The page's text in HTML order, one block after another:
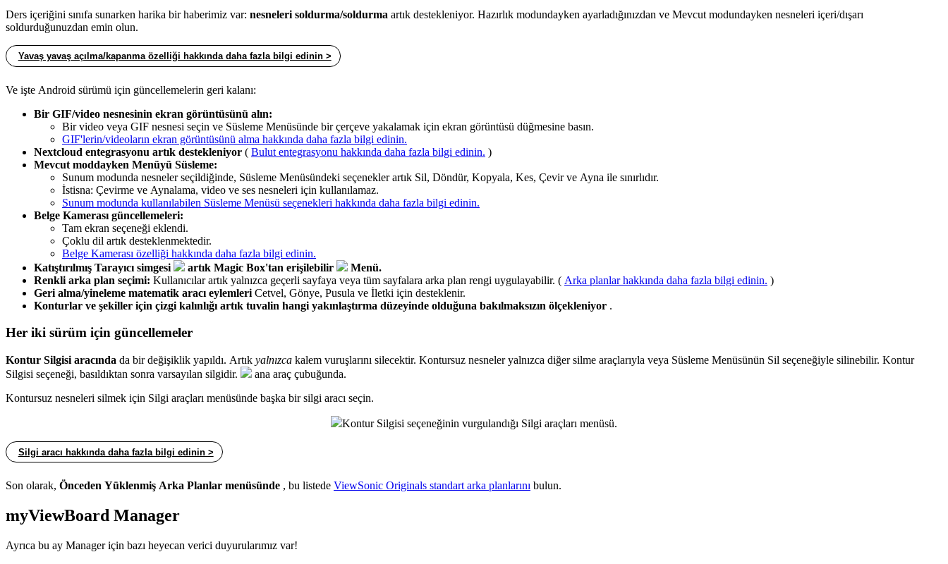
Ders içeriğini sınıfa sunarken harika bir haberimiz var: nesneleri soldurma/soldurma artık destekleniyor. Hazırlık modundayken ayarladığınızdan ve Mevcut modundayken nesneleri içeri/dışarı
soldurduğunuzdan emin olun.
Yavaş yavaş açılma/kapanma özelliği hakkında daha fazla bilgi edinin >
Ve işte Android sürümü için güncellemelerin geri kalanı:
Bir GIF/video nesnesinin ekran görüntüsünü alın:
Bir video veya GIF nesnesi seçin ve Süsleme Menüsünde bir çerçeve yakalamak için ekran görüntüsü düğmesine basın.
GIF'lerin/videoların ekran görüntüsünü alma hakkında daha fazla bilgi edinin.
Nextcloud entegrasyonu artık destekleniyor ( Bulut entegrasyonu hakkında daha fazla bilgi edinin. )
Mevcut moddayken Menüyü Süsleme:
Sunum modunda nesneler seçildiğinde, Süsleme Menüsündeki seçenekler artık Sil, Döndür, Kopyala, Kes, Çevir ve Ayna ile sınırlıdır.
İstisna: Çevirme ve Aynalama, video ve ses nesneleri için kullanılamaz.
Sunum modunda kullanılabilen Süsleme Menüsü seçenekleri hakkında daha fazla bilgi edinin.
Belge Kamerası güncellemeleri:
Tam ekran seçeneği eklendi.
Çoklu dil artık desteklenmektedir.
Belge Kamerası özelliği hakkında daha fazla bilgi edinin.
Katıştırılmış Tarayıcı simgesi
artık Magic Box'tan erişilebilir
Menü.
Renkli arka plan seçimi: Kullanıcılar artık yalnızca geçerli sayfaya veya tüm sayfalara arka plan rengi uygulayabilir. ( Arka planlar hakkında daha fazla bilgi edinin. )
Geri alma/yineleme matematik aracı eylemleri Cetvel, Gönye, Pusula ve İletki için desteklenir.
Konturlar ve şekiller için çizgi kalınlığı artık tuvalin hangi yakınlaştırma düzeyinde olduğuna bakılmaksızın ölçekleniyor .
Her iki sürüm için güncellemeler
Kontur Silgisi aracında da bir değişiklik yapıldı. Artık yalnızca kalem vuruşlarını silecektir. Kontursuz nesneler yalnızca diğer silme araçlarıyla veya Süsleme Menüsünün Sil seçeneğiyle silinebilir. Kontur
Silgisi seçeneği, basıldıktan sonra varsayılan silgidir.
ana araç çubuğunda.
Kontursuz nesneleri silmek için Silgi araçları menüsünde başka bir silgi aracı seçin.
Kontur Silgisi seçeneğinin vurgulandığı Silgi araçları menüsü.
Silgi aracı hakkında daha fazla bilgi edinin >
Son olarak, Önceden Yüklenmiş Arka Planlar menüsünde , bu listede ViewSonic Originals standart arka planlarını bulun.
myViewBoard Manager
Ayrıca bu ay Manager için bazı heyecan verici duyurularımız var!